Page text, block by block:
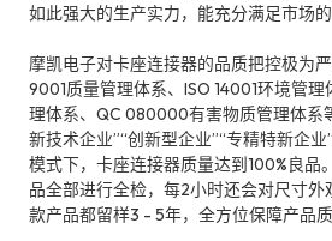
如此强大的生产实力，能充分满足市场的
摩凯电子对卡座连接器的品质把控极为
9001质量管理体系、ISO 14001环境管理
理体系、QC 080000有害物质管理体系
新技术企业”“创新型企业”“专精特新企
模式下，卡座连接器质量达到100%良品
品全部进行全检，每2小时还会对尺寸
款产品都留样3 - 5年，全方位保障产品质